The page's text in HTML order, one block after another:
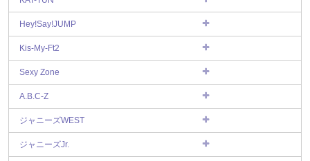
Hey!Say!JUMP
Kis-My-Ft2
Sexy Zone
A.B.C-Z
ジャニーズWEST
ジャニーズJr.